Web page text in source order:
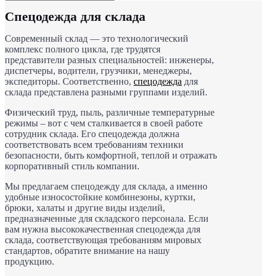
Search
Спецодежда для склада
Современный склад — это технологический
комплекс полного цикла, где трудятся
представители разных специальностей: инженеры,
диспетчеры, водители, грузчики, менеджеры,
экспедиторы. Соответственно, спецодежда для
склада представлена разными группами изделий.
Физический труд, пыль, различные температурные
режимы – вот с чем сталкивается в своей работе
сотрудник склада. Его спецодежда должна
соответствовать всем требованиям техники
безопасности, быть комфортной, теплой и отражать
корпоративный стиль компании.
Мы предлагаем спецодежду для склада, а именно
удобные износостойкие комбинезоны, куртки,
брюки, халаты и другие виды изделий,
предназначенные для складского персонала. Если
вам нужна высококачественная спецодежда для
склада, соответствующая требованиям мировых
стандартов, обратите внимание на нашу
продукцию.